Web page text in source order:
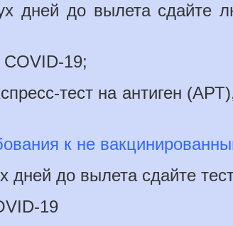
дней до вылета сдайте
19;
тест на антиген
к не
дней до вылета сдайте
19